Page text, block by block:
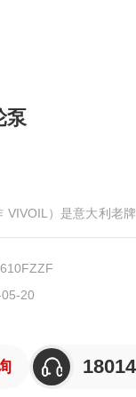
泵
VIVOIL）是意大利老
年成立，主打铝合
系统应用极广。
20